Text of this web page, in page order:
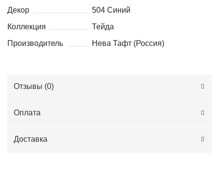
Декор
504 Синий
Коллекция
Тейда
Производитель
Нева Тафт (Россия)
Отзывы (0)
Оплата
Доставка